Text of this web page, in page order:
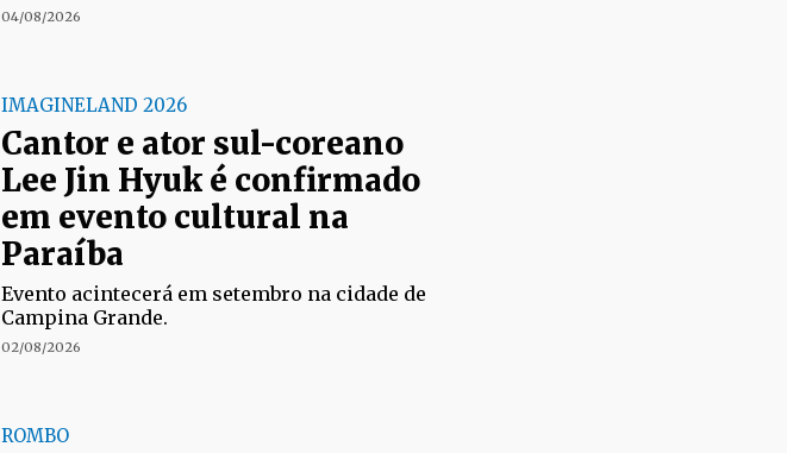
04/08/2026
IMAGINELAND 2026
Cantor e ator sul-coreano
Lee Jin Hyuk é confirmado
em evento cultural na
Paraíba
Evento acintecerá em setembro na cidade de
Campina Grande.
02/08/2026
ROMBO